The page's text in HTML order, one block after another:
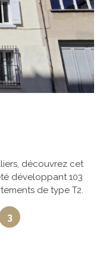
sont disponibles
découvrez cet
développant 103
de type T2.
des restaurants
ce bien
rez-de-chaussée
3